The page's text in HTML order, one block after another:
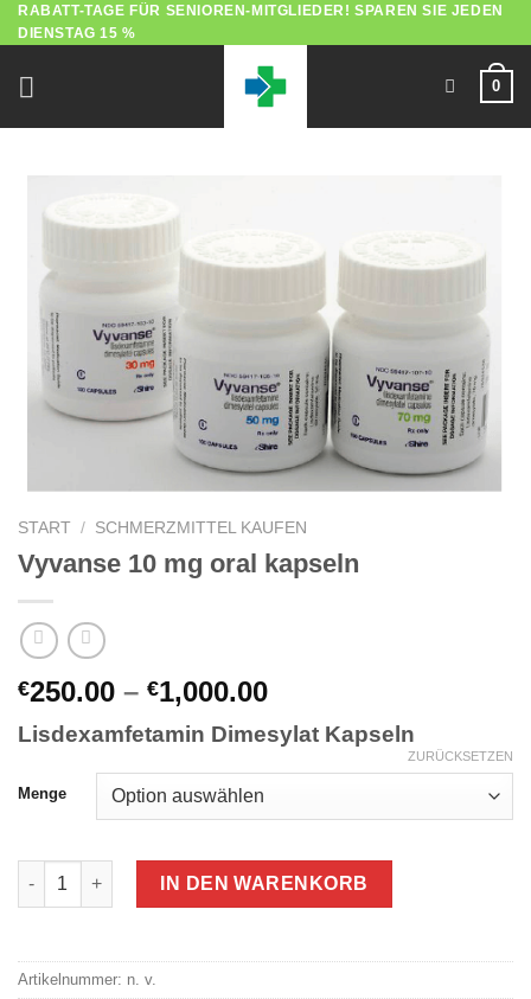
Zum
Inhalt
springen
RABATT-TAGE FÜR SENIOREN-MITGLIEDER! SPAREN SIE JEDEN
DIENSTAG 15 %
0
START / SCHMERZMITTEL KAUFEN
Vyvanse 10 mg oral kapseln
€250.00 – €1,000.00Preisspanne:
€250.00
bis
€1,000.00
Lisdexamfetamin Dimesylat Kapseln
Menge
ZURÜCKSETZEN
Vyvanse 10 mg oral kapseln Menge
IN DEN WARENKORB
Artikelnummer: n. v.